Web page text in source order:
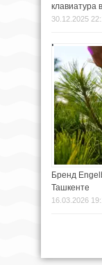
клавиатура
30.12.2025
Бренд
Ташкенте
16.03.2026